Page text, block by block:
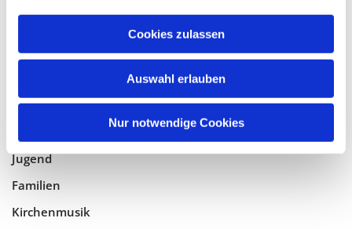
Cookies zulassen
Auswahl erlauben
Nur notwendige Cookies
Gottesdienste
Geistlicher Raum
Taufe, Kommunion & Trauung
Jugend
Familien
Kirchenmusik